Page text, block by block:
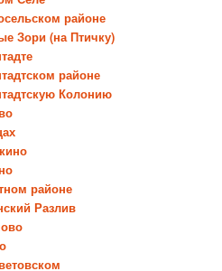
районе
Зори (на Птичку)
районе
Колонию
районе
Разлив